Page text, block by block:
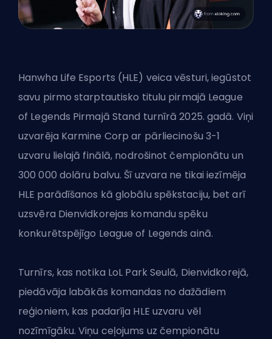
Hanwha Life Esports (HLE) veica vēsturi, iegūstot
savu pirmo starptautisko titulu pirmajā League
of Legends Pirmajā Stand turnīrā 2025. gadā. Viņi
uzvarēja Karmine Corp ar pārliecinošu 3-1
uzvaru lielajā finālā, nodrošinot čempionātu un
300 000 dolāru balvu. Šī uzvara ne tikai iezīmēja
HLE parādīšanos kā globālu spēkstaciju, bet arī
uzsvēra Dienvidkorejas komandu spēku
konkurētspējīgo League of Legends ainā.
Turnīrs, kas notika LoL Park Seulā, Dienvidkorejā,
piedāvāja labākās komandas no dažādiem
reģioniem, kas padarīja HLE uzvaru vēl
nozīmīgāku. Viņu ceļojums uz čempionātu